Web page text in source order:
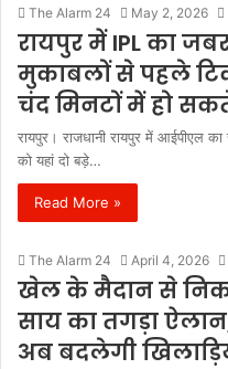
The Alarm 24 May 2, 2026
रायपुर में IPL का
मुकाबलों से पहले
चंद मिनटों में हो
रायपुर। राजधानी रायपुर में आईपीएल
को यहां दो बड़े…
Read More »
The Alarm 24 April 4, 2026
खेल के मैदान से
साय का तगड़ा
अब बदलेगी